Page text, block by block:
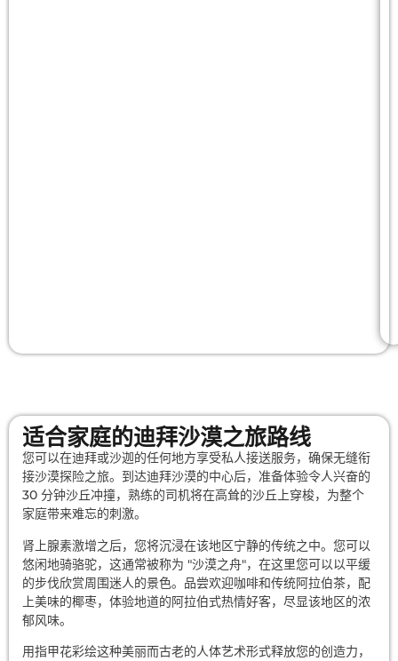
适合家庭的迪拜沙漠之旅路线
您可以在迪拜或沙迦的任何地方享受私人接送服务，确保无缝衔
接沙漠探险之旅。到达迪拜沙漠的中心后，准备体验令人兴奋的
30 分钟沙丘冲撞，熟练的司机将在高耸的沙丘上穿梭，为整个
家庭带来难忘的刺激。
肾上腺素激增之后，您将沉浸在该地区宁静的传统之中。您可以
悠闲地骑骆驼，这通常被称为 "沙漠之舟"，在这里您可以以平缓
的步伐欣赏周围迷人的景色。品尝欢迎咖啡和传统阿拉伯茶，配
上美味的椰枣，体验地道的阿拉伯式热情好客，尽显该地区的浓
郁风味。
用指甲花彩绘这种美丽而古老的人体艺术形式释放您的创造力，